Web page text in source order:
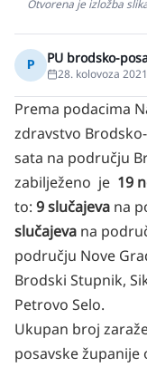
Otvorena je izložba
P PU brodsko-
28. kolovoza
Prema podacima
zdravstvo
sata na području
zabilježeno je 19
to: 9 slučajeva na
slučajeva na
području Nove
Brodski Stupnik,
Petrovo Selo.
Ukupan broj
posavske